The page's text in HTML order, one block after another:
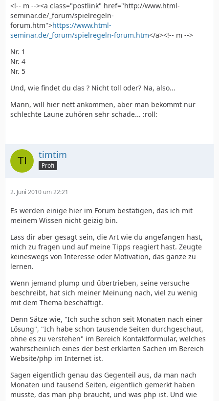
<!-- m --><a class="postlink" href="http://www.html-
seminar.de/_forum/spielregeln-
forum.htm">https://www.html-
seminar.de/_forum/spielregeln-forum.htm</a><!-- m -->
Nr. 1
Nr. 4
Nr. 5
Und, wie findet du das ? Nicht toll oder? Na, also...
Mann, will hier nett ankommen, aber man bekommt nur
schlechte Laune zuhören sehr schade... :roll:
timtim
Profi
2. Juni 2010 um 22:21
Es werden einige hier im Forum bestätigen, das ich mit
meinem Wissen nicht geizig bin.
Lass dir aber gesagt sein, die Art wie du angefangen hast,
mich zu fragen und auf meine Tipps reagiert hast. Zeugte
keineswegs von Interesse oder Motivation, das ganze zu
lernen.
Wenn jemand plump und übertrieben, seine versuche
beschreibt, hat sich meiner Meinung nach, viel zu wenig
mit dem Thema beschäftigt.
Denn Sätze wie, "Ich suche schon seit Monaten nach einer
Lösung", "Ich habe schon tausende Seiten durchgeschaut,
ohne es zu verstehen" im Bereich Kontaktformular, welches
wahrscheinlich eines der best erklärten Sachen im Bereich
Website/php im Internet ist.
Sagen eigentlich genau das Gegenteil aus, da man nach
Monaten und tausend Seiten, eigentlich gemerkt haben
müsste, das man php braucht, und was php ist. Und wie